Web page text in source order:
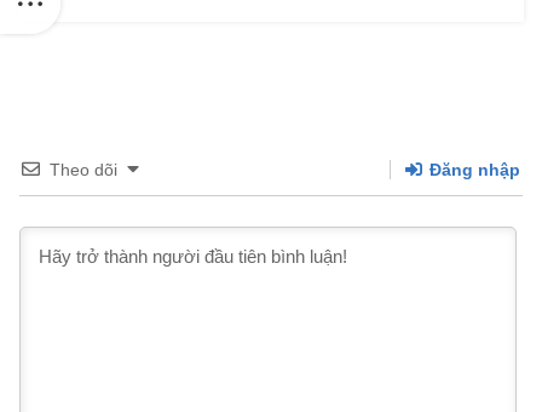
Theo dõi Đăng nhập